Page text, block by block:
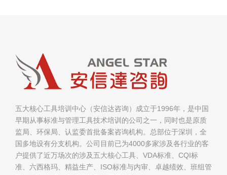
五大核心工具培训中心（安信达咨询）成立于1996年，是中国
早期从事标准与管理工具技术培训的公司之一，同时也是原质
监局、环保局、认监委首批备案咨询机构。总部位于深圳，全
国多地设有分支机构。公司目前已为4000多家涉及各行业的客
户提供了近万场次的涉及五大核心工具、VDA标准、CQI标
准、六西格玛、精益生产、ISO标准与内审、卓越绩效、班组管